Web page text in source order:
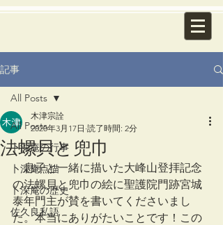
記事
All Posts
卜深庵の行事
卜深庵点描
卜深庵の歴史
佐久良私語
All Posts
法螺貝と兜巾
木津宗詮
2020年3月17日 読了時間: 2分
息子と一緒に描いた大峰山登拝記念
の法螺貝と兜巾の絵に聖護院門跡宮城
泰年門主が賛を書いてくださいまし
た。本当にありがたいことです！この